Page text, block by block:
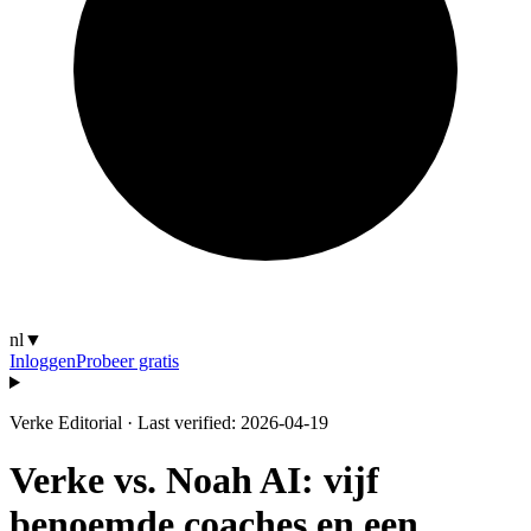
nl ▼
InloggenProbeer gratis
Verke Editorial · Last verified: 2026-04-19
Verke vs. Noah AI: vijf